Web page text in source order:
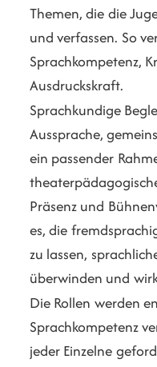
Themen, die die
und verfassen. So
Sprachkompetenz,
Ausdruckskraft.
Sprachkundige
Aussprache,
ein passender
Präsenz und
es, die
zu lassen,
überwinden und
Die Rollen werden
Sprachkompetenz
jeder Einzelne